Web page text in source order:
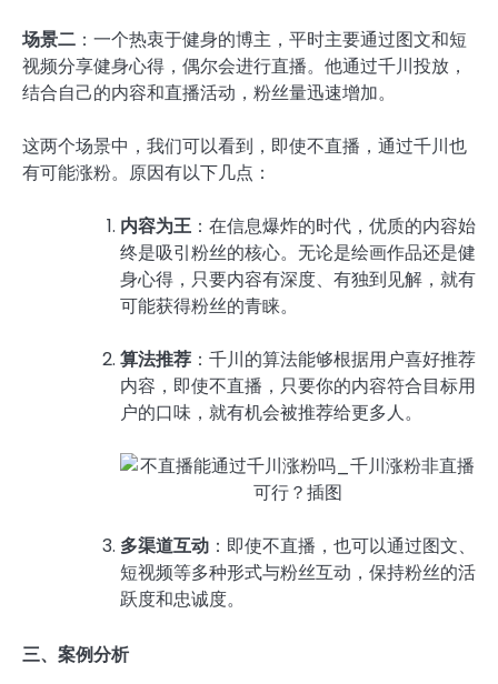
场景二 ：一个热衷于健身的博主，平时主要通过图文和短
视频分享健身心得，偶尔会进行直播。他通过千川投放，
结合自己的内容和直播活动，粉丝量迅速增加。
这两个场景中，我们可以看到，即使不直播，通过千川也
有可能涨粉。原因有以下几点：
内容为王 ：在信息爆炸的时代，优质的内容始
终是吸引粉丝的核心。无论是绘画作品还是健
身心得，只要内容有深度、有独到见解，就有
可能获得粉丝的青睐。
算法推荐 ：千川的算法能够根据用户喜好推荐
内容，即使不直播，只要你的内容符合目标用
户的口味，就有机会被推荐给更多人。
多渠道互动 ：即使不直播，也可以通过图文、
短视频等多种形式与粉丝互动，保持粉丝的活
跃度和忠诚度。
三、案例分析